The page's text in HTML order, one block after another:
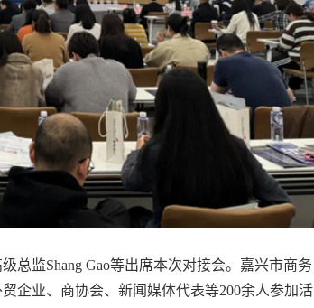
总监Shang Gao等出席本次对接会。嘉兴市商务
企业、商协会、新闻媒体代表等200余人参加活